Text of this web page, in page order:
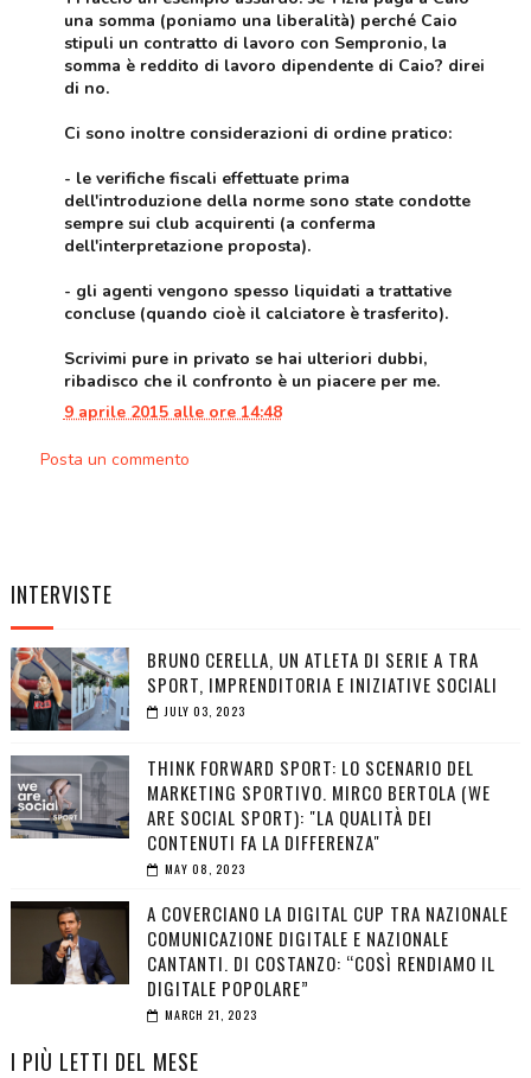
una somma (poniamo una liberalità) perché Caio
stipuli un contratto di lavoro con Sempronio, la
somma è reddito di lavoro dipendente di Caio? direi
di no.
Ci sono inoltre considerazioni di ordine pratico:
- le verifiche fiscali effettuate prima
dell'introduzione della norme sono state condotte
sempre sui club acquirenti (a conferma
dell'interpretazione proposta).
- gli agenti vengono spesso liquidati a trattative
concluse (quando cioè il calciatore è trasferito).
Scrivimi pure in privato se hai ulteriori dubbi,
ribadisco che il confronto è un piacere per me.
9 aprile 2015 alle ore 14:48
Posta un commento
INTERVISTE
BRUNO CERELLA, UN ATLETA DI SERIE A TRA
SPORT, IMPRENDITORIA E INIZIATIVE SOCIALI
JULY 03, 2023
THINK FORWARD SPORT: LO SCENARIO DEL
MARKETING SPORTIVO. MIRCO BERTOLA (WE
ARE SOCIAL SPORT): "LA QUALITÀ DEI
CONTENUTI FA LA DIFFERENZA"
MAY 08, 2023
A COVERCIANO LA DIGITAL CUP TRA NAZIONALE
COMUNICAZIONE DIGITALE E NAZIONALE
CANTANTI. DI COSTANZO: “COSÌ RENDIAMO IL
DIGITALE POPOLARE”
MARCH 21, 2023
I PIÙ LETTI DEL MESE